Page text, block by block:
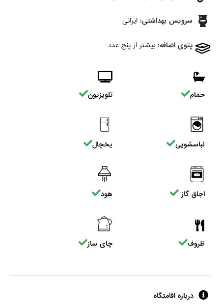
سرویس بهداشتی: ایرانی
پتوی اضافه: بیشتر از پنج عدد
حمام تلویزیون
لباسشویی یخچال
اجاق گاز هود
ظروف چای ساز
درباره اقامتگاه